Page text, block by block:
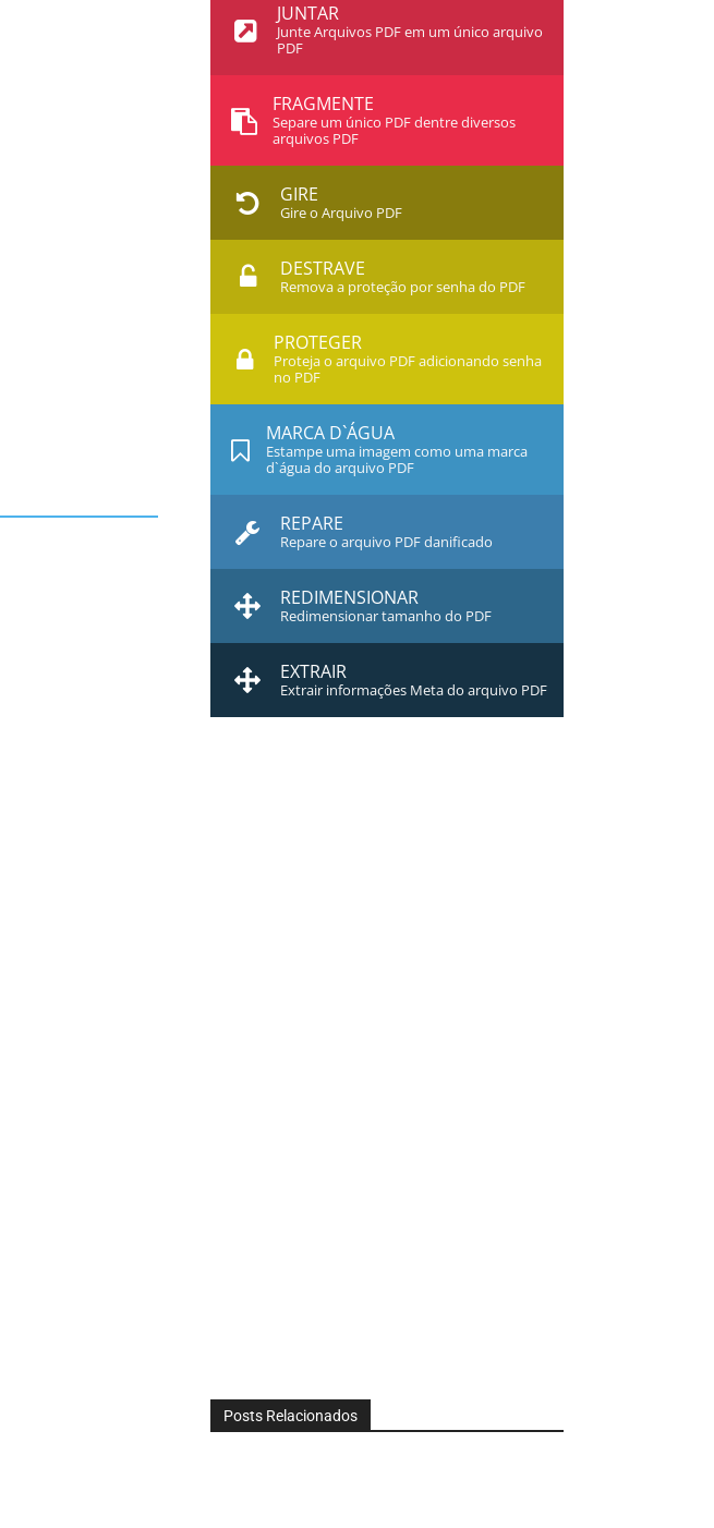
JUNTAR
Junte Arquivos PDF em um único arquivo
PDF
FRAGMENTE
Separe um único PDF dentre diversos
arquivos PDF
GIRE
Gire o Arquivo PDF
DESTRAVE
Remova a proteção por senha do PDF
PROTEGER
Proteja o arquivo PDF adicionando senha
no PDF
MARCA D`ÁGUA
Estampe uma imagem como uma marca
d`água do arquivo PDF
REPARE
Repare o arquivo PDF danificado
REDIMENSIONAR
Redimensionar tamanho do PDF
EXTRAIR
Extrair informações Meta do arquivo PDF
Posts Relacionados